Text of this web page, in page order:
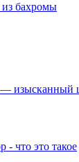
бахромы
— изысканный
- что это такое